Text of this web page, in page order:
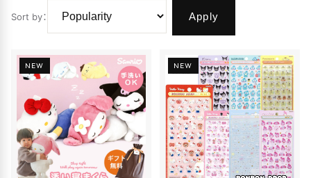
Sort by： Apply
NEW NEW